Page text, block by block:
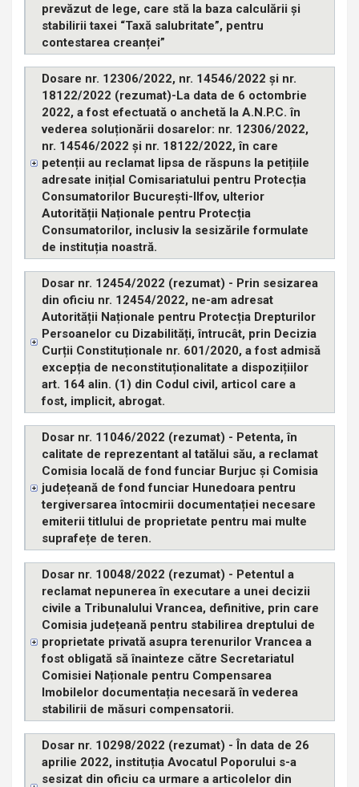
prevăzut de lege, care stă la baza calculării și
stabilirii taxei “Taxă salubritate”, pentru
contestarea creanței”
Dosare nr. 12306/2022, nr. 14546/2022 și nr.
18122/2022 (rezumat)-La data de 6 octombrie
2022, a fost efectuată o anchetă la A.N.P.C. în
vederea soluționării dosarelor: nr. 12306/2022,
nr. 14546/2022 și nr. 18122/2022, în care
petenții au reclamat lipsa de răspuns la petițiile
adresate inițial Comisariatului pentru Protecția
Consumatorilor București-Ilfov, ulterior
Autorității Naționale pentru Protecția
Consumatorilor, inclusiv la sesizările formulate
de instituția noastră.
Dosar nr. 12454/2022 (rezumat) - Prin sesizarea
din oficiu nr. 12454/2022, ne-am adresat
Autorității Naționale pentru Protecția Drepturilor
Persoanelor cu Dizabilități, întrucât, prin Decizia
Curții Constituționale nr. 601/2020, a fost admisă
excepția de neconstituționalitate a dispozițiilor
art. 164 alin. (1) din Codul civil, articol care a
fost, implicit, abrogat.
Dosar nr. 11046/2022 (rezumat) - Petenta, în
calitate de reprezentant al tatălui său, a reclamat
Comisia locală de fond funciar Burjuc și Comisia
județeană de fond funciar Hunedoara pentru
tergiversarea întocmirii documentației necesare
emiterii titlului de proprietate pentru mai multe
suprafețe de teren.
Dosar nr. 10048/2022 (rezumat) - Petentul a
reclamat nepunerea în executare a unei decizii
civile a Tribunalului Vrancea, definitive, prin care
Comisia județeană pentru stabilirea dreptului de
proprietate privată asupra terenurilor Vrancea a
fost obligată să înainteze către Secretariatul
Comisiei Naționale pentru Compensarea
Imobilelor documentația necesară în vederea
stabilirii de măsuri compensatorii.
Dosar nr. 10298/2022 (rezumat) - În data de 26
aprilie 2022, instituția Avocatul Poporului s-a
sesizat din oficiu ca urmare a articolelor din